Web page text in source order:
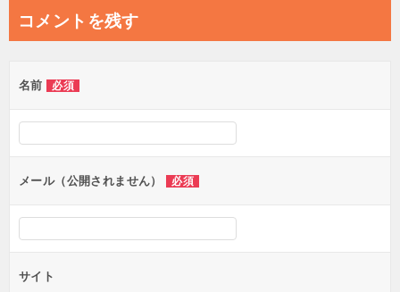
コメントを残す
名前 必須
メール（公開されません） 必須
サイト